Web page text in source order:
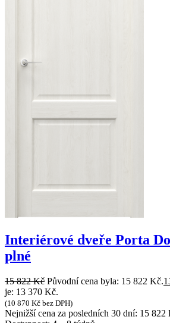
Interiérové dveře Porta
plné
15 822Kč Původní cena byla: 15 822 Kč.
je: 13 370 Kč.
(10 870 Kč bez DPH)
Nejnižší cena za posledních 30 dní: 15 822